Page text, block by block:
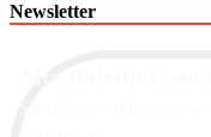
Newsletter